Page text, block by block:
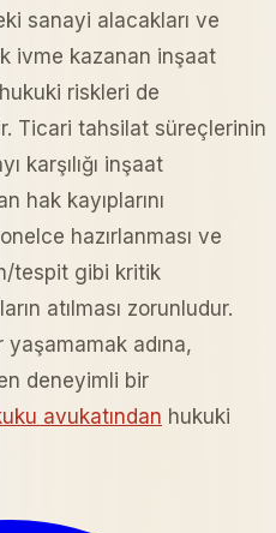
sanayi alacakları ve
ivme kazanan inşaat
riskleri de
Ticari tahsilat süreçlerinin
karşılığı inşaat
hak kayıplarını
hazırlanması ve
tespit gibi kritik
atılması zorunludur.
adına,
deneyimli bir
avukatından hukuki